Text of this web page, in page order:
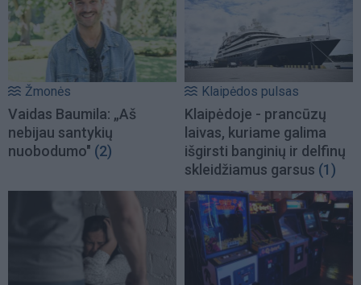
Žmonės
Vaidas Baumila: „Aš
nebijau santykių
nuobodumo" (2)
Klaipėdos pulsas
Klaipėdoje - prancūzų
laivas, kuriame galima
išgirsti banginių ir delfinų
skleidžiamus garsus (1)